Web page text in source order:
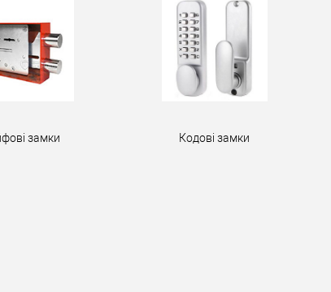
замки Кодові замки